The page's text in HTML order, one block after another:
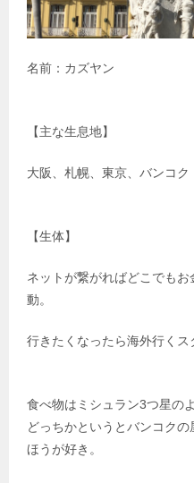
名前：カズヤン
【主な生息地】
大阪、札幌、東京、バンコク
【生体】
ネットが繋がればどこでも
動。
行きたくなったら海外行くス
食べ物はミシュラン3つ星の
どっちかというとバンコク
ほうが好き。